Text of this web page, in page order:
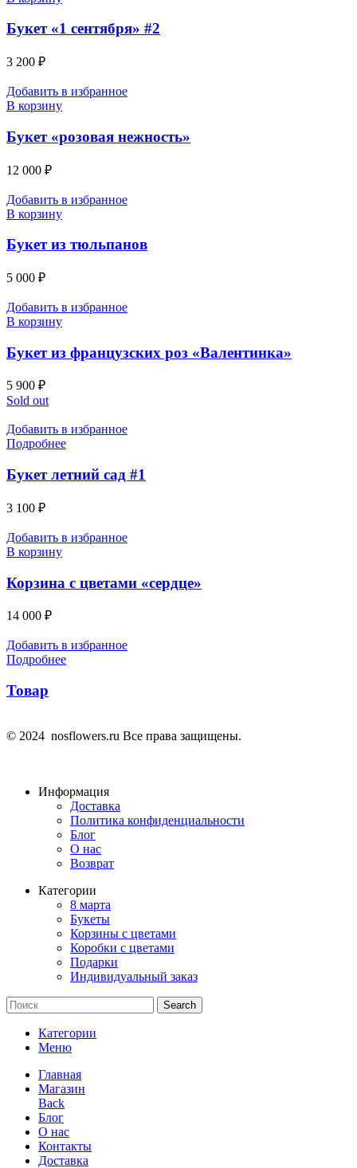
Букет «1 сентября» #2
3 200 ₽
Добавить в избранное
В корзину
Букет «розовая нежность»
12 000 ₽
Добавить в избранное
В корзину
Букет из тюльпанов
5 000 ₽
Добавить в избранное
В корзину
Букет из французских роз «Валентинка»
5 900 ₽
Sold out
Добавить в избранное
Подробнее
Букет летний сад #1
3 100 ₽
Добавить в избранное
В корзину
Корзина с цветами «сердце»
14 000 ₽
Добавить в избранное
Подробнее
Товар
© 2024 nosflowers.ru Все права защищены.
Информация
Доставка
Политика конфиденциальности
Блог
О нас
Возврат
Категории
8 марта
Букеты
Корзины с цветами
Коробки с цветами
Подарки
Индивидуальный заказ
Search
Категории
Меню
Главная
Магазин
Back
Блог
О нас
Контакты
Доставка